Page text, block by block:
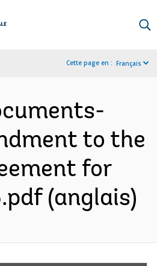
Cette page en : Français
to the
for
(anglais)